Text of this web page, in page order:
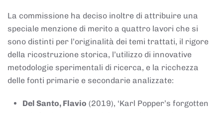
La commissione ha deciso inoltre di attribuire una
speciale menzione di merito a quattro lavori che si
sono distinti per l’originalità dei temi trattati, il rigore
della ricostruzione storica, l’utilizzo di innovative
metodologie sperimentali di ricerca, e la ricchezza
delle fonti primarie e secondarie analizzate:
Del Santo, Flavio (2019), ‘Karl Popper’s forgotten